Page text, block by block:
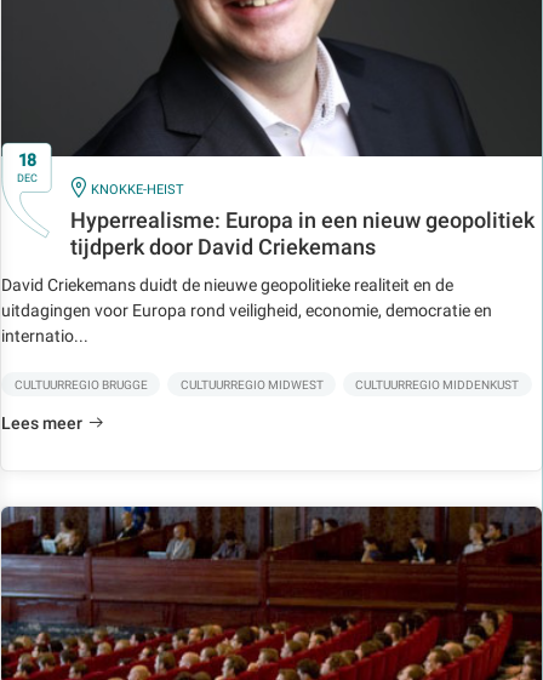
18
DEC
IN
KNOKKE-HEIST
Hyperrealisme: Europa in een nieuw geopolitiek
tijdperk door David Criekemans
David Criekemans duidt de nieuwe geopolitieke realiteit en de
uitdagingen voor Europa rond veiligheid, economie, democratie en
internatio...
CULTUURREGIO BRUGGE CULTUURREGIO MIDWEST CULTUURREGIO MIDDENKUST
Lees meer